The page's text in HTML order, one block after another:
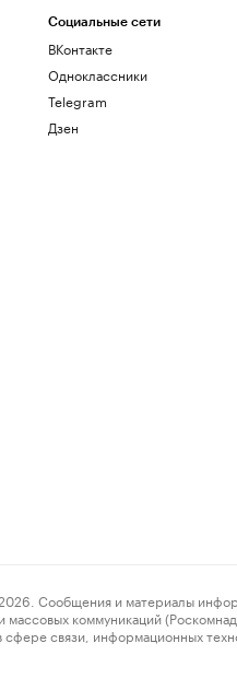
Социальные сети
ВКонтакте
Одноклассники
Telegram
Дзен
и материалы
коммуникаций
связи, информационных